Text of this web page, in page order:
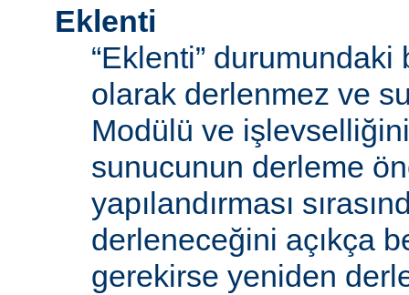
Eklenti
“Eklenti”
olarak derlenmez ve
Modülü ve
sunucunun derleme
yapılandırması
derleneceğini açıkça
gerekirse yeniden